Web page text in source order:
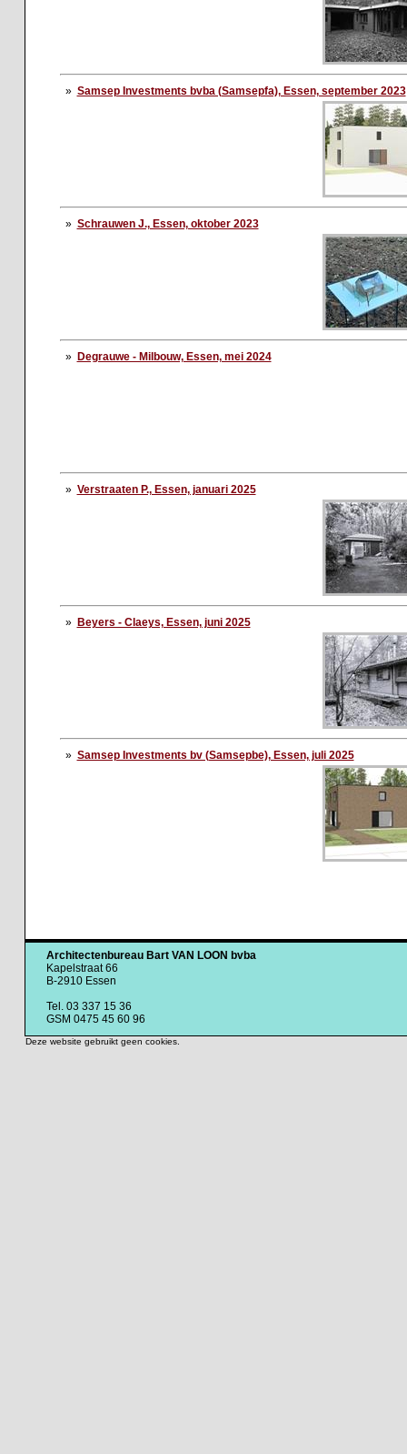
» Samsep Investments bvba (Samsepfa), Essen, september 2023
» Schrauwen J., Essen, oktober 2023
» Degrauwe - Milbouw, Essen, mei 2024
» Verstraaten P., Essen, januari 2025
» Beyers - Claeys, Essen, juni 2025
» Samsep Investments bv (Samsepbe), Essen, juli 2025
Architectenbureau Bart VAN LOON bvba
Kapelstraat 66
B-2910 Essen
Tel. 03 337 15 36
GSM 0475 45 60 96
Deze website gebruikt geen cookies.